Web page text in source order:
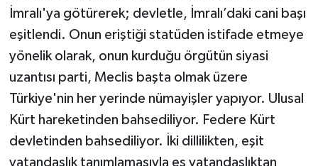
İmralı'ya götürerek; devletle, İmralı’daki cani başı
eşitlendi. Onun eriştiği statüden istifade etmeye
yönelik olarak, onun kurduğu örgütün siyasi
uzantısı parti, Meclis başta olmak üzere
Türkiye'nin her yerinde nümayişler yapıyor. Ulusal
Kürt hareketinden bahsediliyor. Federe Kürt
devletinden bahsediliyor. İki dillilikten, eşit
vatandaşlık tanımlamasıyla eş vatandaşlıktan